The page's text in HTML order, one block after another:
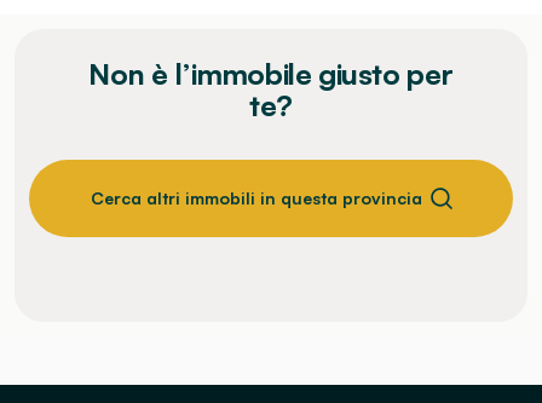
Non è l’immobile giusto per
te?
Cerca altri immobili in questa provincia